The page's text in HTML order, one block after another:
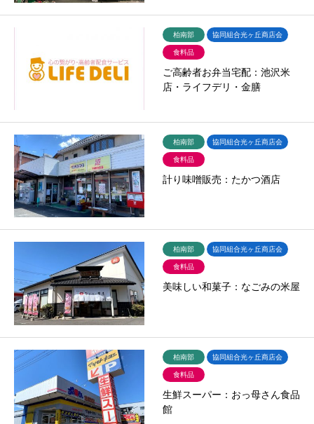
柏南部 協同組合光ヶ丘商店会
食料品
ご高齢者お弁当宅配：池沢米
店・ライフデリ・金膳
柏南部 協同組合光ヶ丘商店会
食料品
計り味噌販売：たかつ酒店
柏南部 協同組合光ヶ丘商店会
食料品
美味しい和菓子：なごみの米屋
柏南部 協同組合光ヶ丘商店会
食料品
生鮮スーパー：おっ母さん食品
館